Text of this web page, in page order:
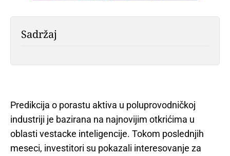
Sadržaj
Predikcija o porastu aktiva u poluprovodničkoj
industriji je bazirana na najnovijim otkrićima u
oblasti vestacke inteligencije. Tokom poslednjih
meseci, investitori su pokazali interesovanje za